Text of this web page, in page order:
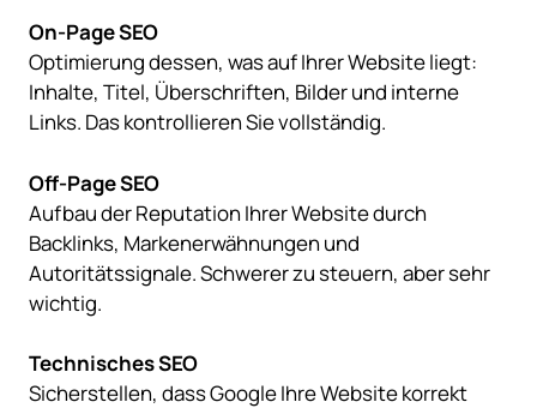
On-Page SEO
Optimierung dessen, was auf Ihrer Website liegt:
Inhalte, Titel, Überschriften, Bilder und interne
Links. Das kontrollieren Sie vollständig.
Off-Page SEO
Aufbau der Reputation Ihrer Website durch
Backlinks, Markenerwähnungen und
Autoritätssignale. Schwerer zu steuern, aber sehr
wichtig.
Technisches SEO
Sicherstellen, dass Google Ihre Website korrekt